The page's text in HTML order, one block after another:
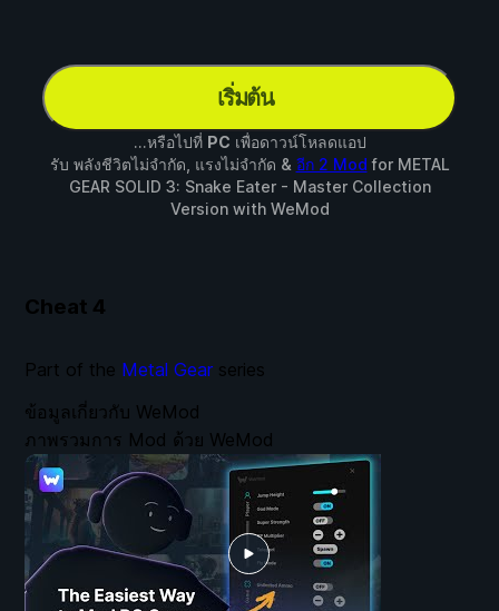
เริ่มต้น
...หรือไปที่ PC เพื่อดาวน์โหลดแอป
รับ พลังชีวิตไม่จำกัด, แรงไม่จำกัด & อีก 2 Mod for METAL
GEAR SOLID 3: Snake Eater - Master Collection
Versionwith WeMod
Cheat 4
ข้อมูลเกี่ยวกับ WeMod
ภาพรวมการ Mod ด้วย WeMod
Part of the Metal Gear series